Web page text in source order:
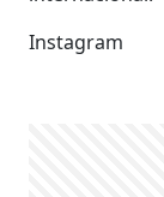
Instagram